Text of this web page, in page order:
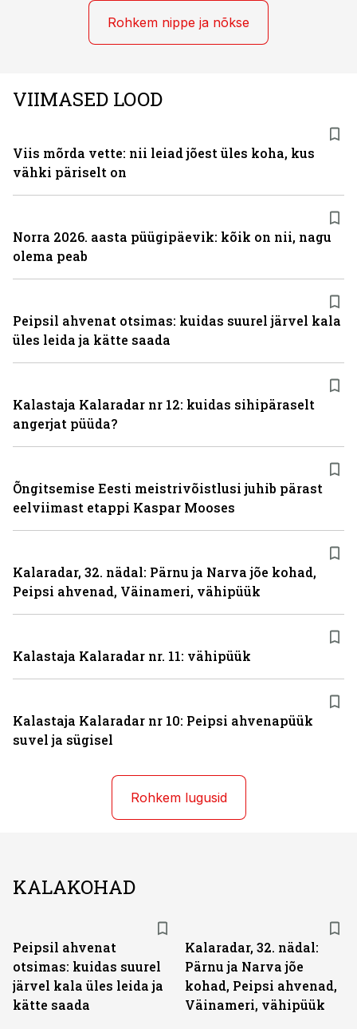
Rohkem nippe ja nõkse
VIIMASED LOOD
Viis mõrda vette: nii leiad jõest üles koha, kus
vähki päriselt on
Norra 2026. aasta püügipäevik: kõik on nii, nagu
olema peab
Peipsil ahvenat otsimas: kuidas suurel järvel kala
üles leida ja kätte saada
Kalastaja Kalaradar nr 12: kuidas sihipäraselt
angerjat püüda?
Õngitsemise Eesti meistrivõistlusi juhib pärast
eelviimast etappi Kaspar Mooses
Kalaradar, 32. nädal: Pärnu ja Narva jõe kohad,
Peipsi ahvenad, Väinameri, vähipüük
Kalastaja Kalaradar nr. 11: vähipüük
Kalastaja Kalaradar nr 10: Peipsi ahvenapüük
suvel ja sügisel
Rohkem lugusid
KALAKOHAD
Peipsil ahvenat
otsimas: kuidas suurel
järvel kala üles leida ja
kätte saada
Kalaradar, 32. nädal:
Pärnu ja Narva jõe
kohad, Peipsi ahvenad,
Väinameri, vähipüük